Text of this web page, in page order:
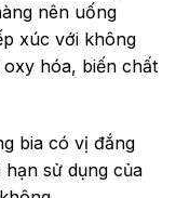
nên uống
xúc với không
hóa, biến chất
bia có vị đắng
sử dụng của